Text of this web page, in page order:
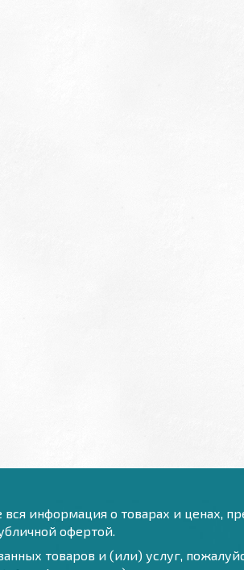
информация о товарах и ценах,
офертой.
товаров и (или) услуг,